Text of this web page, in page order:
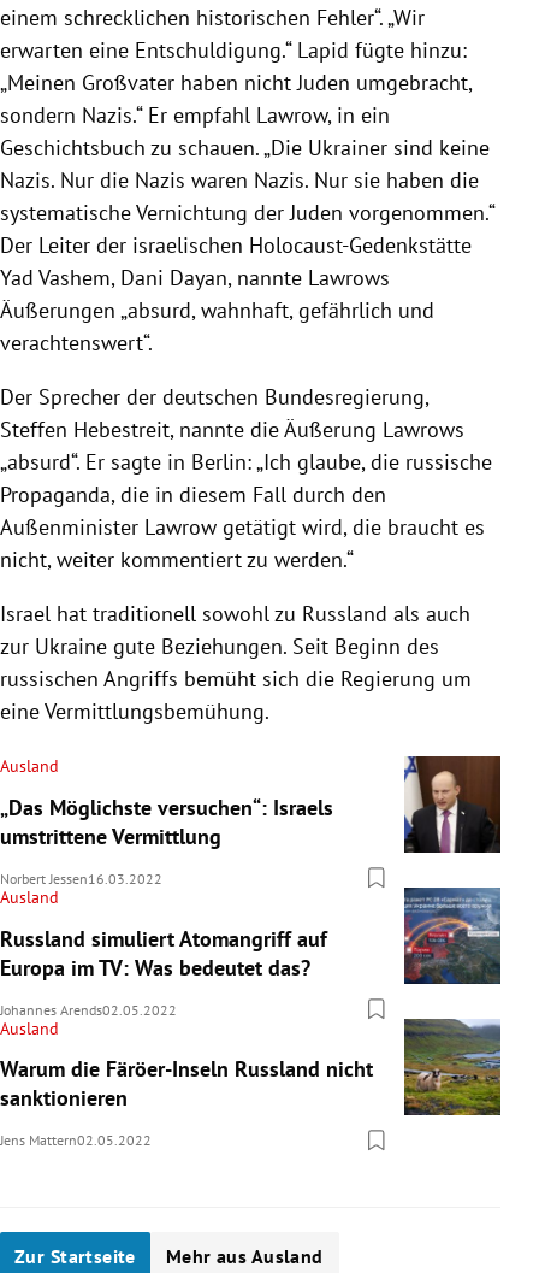
einem schrecklichen historischen Fehler“. „Wir
erwarten eine Entschuldigung.“ Lapid fügte hinzu:
„Meinen Großvater haben nicht Juden umgebracht,
sondern Nazis.“ Er empfahl Lawrow, in ein
Geschichtsbuch zu schauen. „Die Ukrainer sind keine
Nazis. Nur die Nazis waren Nazis. Nur sie haben die
systematische Vernichtung der Juden vorgenommen.“
Der Leiter der israelischen Holocaust-Gedenkstätte
Yad Vashem, Dani Dayan, nannte Lawrows
Äußerungen „absurd, wahnhaft, gefährlich und
verachtenswert“.
Der Sprecher der deutschen Bundesregierung,
Steffen Hebestreit, nannte die Äußerung Lawrows
„absurd“. Er sagte in Berlin: „Ich glaube, die russische
Propaganda, die in diesem Fall durch den
Außenminister Lawrow getätigt wird, die braucht es
nicht, weiter kommentiert zu werden.“
Israel hat traditionell sowohl zu Russland als auch
zur Ukraine gute Beziehungen. Seit Beginn des
russischen Angriffs bemüht sich die Regierung um
eine Vermittlungsbemühung.
Ausland
„Das Möglichste versuchen“: Israels
umstrittene Vermittlung
Norbert Jessen16.03.2022
Ausland
Russland simuliert Atomangriff auf
Europa im TV: Was bedeutet das?
Johannes Arends02.05.2022
Ausland
Warum die Färöer-Inseln Russland nicht
sanktionieren
Jens Mattern02.05.2022
Zur Startseite Mehr aus Ausland